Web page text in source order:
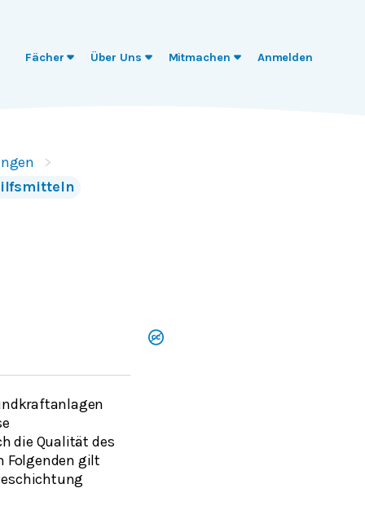
Fächer Über Uns Mitmachen Anmelden
die Qualität des
Folgenden gilt